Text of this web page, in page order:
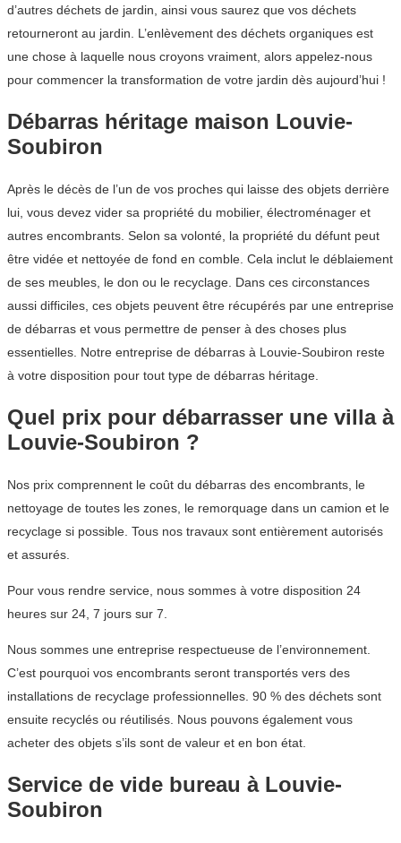
d’autres déchets de jardin, ainsi vous saurez que vos déchets
retourneront au jardin. L’enlèvement des déchets organiques est
une chose à laquelle nous croyons vraiment, alors appelez-nous
pour commencer la transformation de votre jardin dès aujourd’hui !
Débarras héritage maison Louvie-
Soubiron
Après le décès de l’un de vos proches qui laisse des objets derrière
lui, vous devez vider sa propriété du mobilier, électroménager et
autres encombrants. Selon sa volonté, la propriété du défunt peut
être vidée et nettoyée de fond en comble. Cela inclut le déblaiement
de ses meubles, le don ou le recyclage. Dans ces circonstances
aussi difficiles, ces objets peuvent être récupérés par une entreprise
de débarras et vous permettre de penser à des choses plus
essentielles. Notre entreprise de débarras à Louvie-Soubiron reste
à votre disposition pour tout type de débarras héritage.
Quel prix pour débarrasser une villa à
Louvie-Soubiron ?
Nos prix comprennent le coût du débarras des encombrants, le
nettoyage de toutes les zones, le remorquage dans un camion et le
recyclage si possible. Tous nos travaux sont entièrement autorisés
et assurés.
Pour vous rendre service, nous sommes à votre disposition 24
heures sur 24, 7 jours sur 7.
Nous sommes une entreprise respectueuse de l’environnement.
C’est pourquoi vos encombrants seront transportés vers des
installations de recyclage professionnelles. 90 % des déchets sont
ensuite recyclés ou réutilisés. Nous pouvons également vous
acheter des objets s’ils sont de valeur et en bon état.
Service de vide bureau à Louvie-
Soubiron